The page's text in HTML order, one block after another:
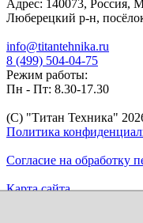
Адрес: 140073, Россия,
Люберецкий р-н,
info@titantehnika.ru
8 (499) 504-04-75
Режим работы:
Пн - Пт: 8.30-17.30
(C) "Титан Техника"
Политика
Согласие на обработку
Карта сайта
Продвижение сайта